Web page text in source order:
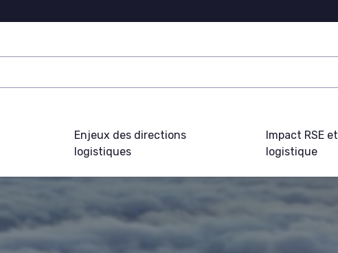
Enjeux des directions
logistiques
Impact RSE et
logistique